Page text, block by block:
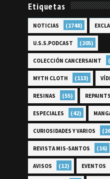
Etiquetas
NOTICIAS (1748)
U.S.S.PODCAST (205)
COLECCIÓN CANCERSAINT
MYTH CLOTH (113)
RESINAS (55)
ESPECIALES (42)
CURIOSIDADES Y VARIOS
REVISTA MIS-SANTOS (16)
AVISOS (12) EVENTOS